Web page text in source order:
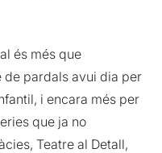
és més que
de pardals avui dia per
i encara més per
que ja no
Teatre al Detall,